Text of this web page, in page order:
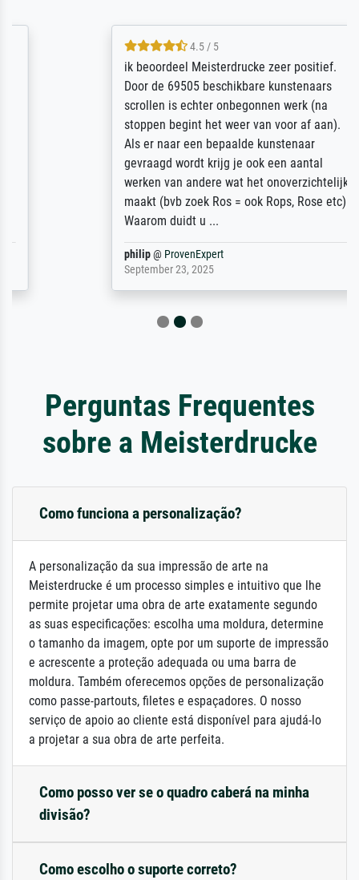
4.5 / 5
ik beoordeel Meisterdrucke zeer positief.
Door de 69505 beschikbare kunstenaars
scrollen is echter onbegonnen werk (na
stoppen begint het weer van voor af aan).
Als er naar een bepaalde kunstenaar
gevraagd wordt krijg je ook een aantal
werken van andere wat het onoverzichtelijk
maakt (bvb zoek Ros = ook Rops, Rose etc).
Waarom duidt u ...
ProvenExpert
September 23, 2025
Perguntas Frequentes
sobre a Meisterdrucke
Como funciona a personalização?
A personalização da sua impressão de arte na
Meisterdrucke é um processo simples e intuitivo que lhe
permite projetar uma obra de arte exatamente segundo
as suas especificações: escolha uma moldura, determine
o tamanho da imagem, opte por um suporte de impressão
e acrescente a proteção adequada ou uma barra de
moldura. Também oferecemos opções de personalização
como passe-partouts, filetes e espaçadores. O nosso
serviço de apoio ao cliente está disponível para ajudá-lo
a projetar a sua obra de arte perfeita.
Como posso ver se o quadro caberá na minha
divisão?
Como escolho o suporte correto?